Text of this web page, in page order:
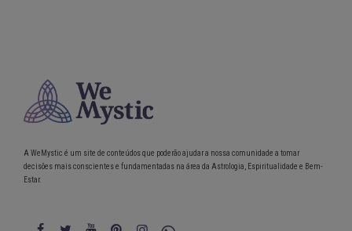
A WeMystic é um site de conteúdos que poderão ajudar a nossa comunidade a tomar
decisões mais conscientes e fundamentadas na área da Astrologia, Espiritualidade e Bem-
Estar.